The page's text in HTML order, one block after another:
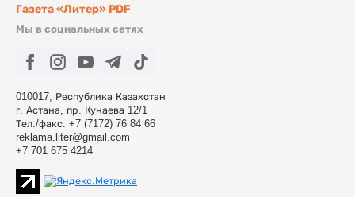
Газета «Литер» PDF
Мы в социальных сетях
010017, Республика Казахстан
г. Астана, пр. Кунаева 12/1
Тел./факс: +7 (7172) 76 84 66
reklama.liter@gmail.com
+7 701 675 4214